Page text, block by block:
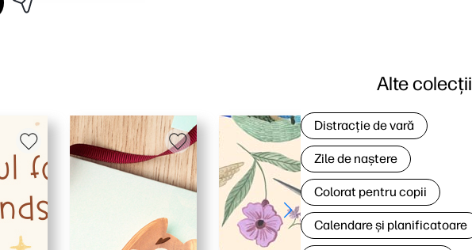
Alte colecții
Distracție de vară
Zile de naștere
Colorat pentru copii
Calendare și planificatoare